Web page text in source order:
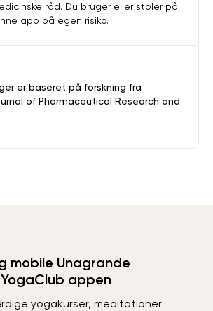
er baseret på forskning fra
of Pharmaceutical Research and
råd. Du bruger eller stoler på
app på egen risiko.
mobile Unagrande
YogaClub appen
yogakurser, meditationer